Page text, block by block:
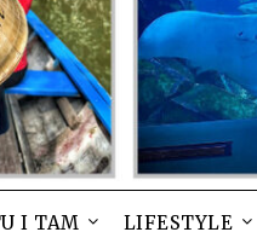
I TAM LIFESTYLE